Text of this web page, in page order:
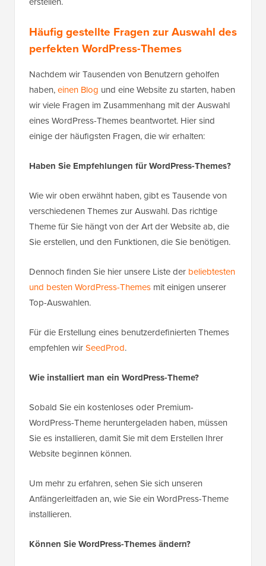
Häufig gestellte Fragen zur Auswahl des
perfekten WordPress-Themes
Nachdem wir Tausenden von Benutzern geholfen
haben,einen Blog und eine Website zu starten, haben
wir viele Fragen im Zusammenhang mit der Auswahl
eines WordPress-Themes beantwortet. Hier sind
einige der häufigsten Fragen, die wir erhalten:
Haben Sie Empfehlungen für WordPress-Themes?
Wie wir oben erwähnt haben, gibt es Tausende von
verschiedenen Themes zur Auswahl. Das richtige
Theme für Sie hängt von der Art der Website ab, die
Sie erstellen, und den Funktionen, die Sie benötigen.
Dennoch finden Sie hier unsere Liste der beliebtesten
und besten WordPress-Themes mit einigen unserer
Top-Auswahlen.
Für die Erstellung eines benutzerdefinierten Themes
empfehlen wirSeedProd.
Wie installiert man ein WordPress-Theme?
Sobald Sie ein kostenloses oder Premium-
WordPress-Theme heruntergeladen haben, müssen
Sie es installieren, damit Sie mit dem Erstellen Ihrer
Website beginnen können.
Um mehr zu erfahren, sehen Sie sich unseren
Anfängerleitfaden an, wie Sie ein WordPress-Theme
installieren.
Können Sie WordPress-Themes ändern?